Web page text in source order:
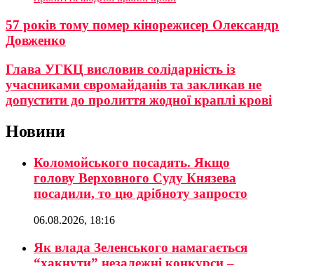
57 років тому помер кінорежисер Олександр
Довженко
Глава УГКЦ висловив солідарність із
учасниками євромайданів та закликав не
допустити до пролиття жодної краплі крові
Новини
Коломойського посадять. Якщо
голову Верховного Суду Князева
посадили, то цю дрібноту запросто
06.08.2026, 18:16
Як влада Зеленського намагається
“хакнути” незалежні конкурси –